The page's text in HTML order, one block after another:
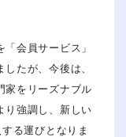
会 利用法人様のお問
03-5577-2023
会員サービス」
たが、今後は、
家をリーズナブル
り強調し、新しい
る運びとなりま